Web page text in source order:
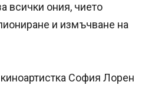
всички ония, чието
и измъчване на
София Лорен